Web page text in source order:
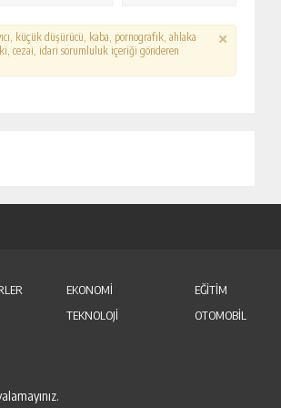
küçük düşürücü, kaba, pornografik, ahlaka
cezai, idari sorumluluk içeriği gönderen
EKONOMİ EĞİTİM
TEKNOLOJİ OTOMOBİL